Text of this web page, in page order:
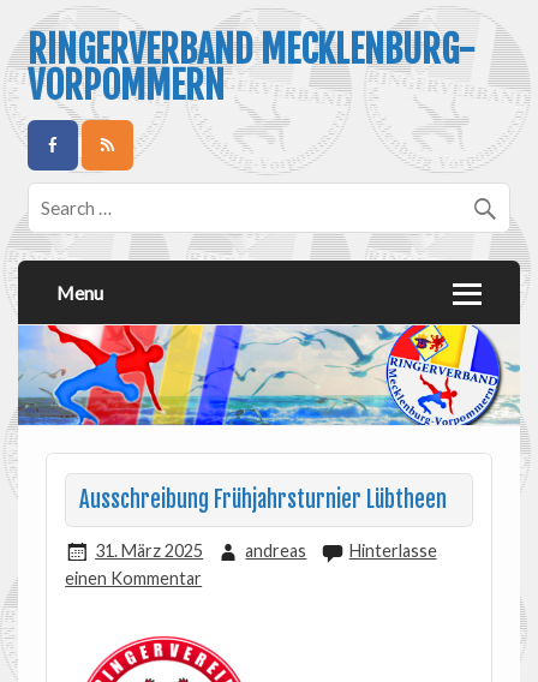
RINGERVERBAND MECKLENBURG-
VORPOMMERN
Menu
Ausschreibung Frühjahrsturnier Lübtheen
31. März 2025 andreas
Hinterlasse
einen Kommentar